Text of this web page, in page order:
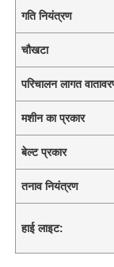
गति नियंत्रण
चौखटा
परिचालन लागत
मशीन का प्रकार
बेल्ट प्रकार
तनाव नियंत्रण
हाई लाइट: